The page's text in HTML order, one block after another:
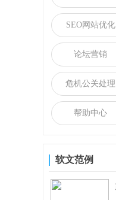
SEO网站优化
论坛营销
危机公关处理
帮助中心
软文范例